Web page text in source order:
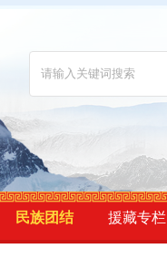
民族团结 援藏专栏